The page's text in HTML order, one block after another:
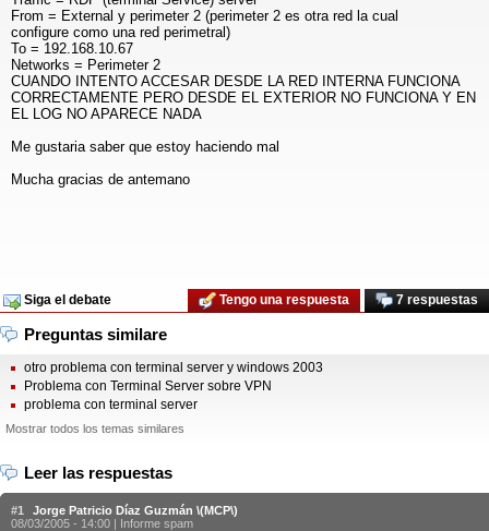
From = External y perimeter 2 (perimeter 2 es otra red la cual
configure como una red perimetral)
To = 192.168.10.67
Networks = Perimeter 2
CUANDO INTENTO ACCESAR DESDE LA RED INTERNA FUNCIONA
CORRECTAMENTE PERO DESDE EL EXTERIOR NO FUNCIONA Y EN
EL LOG NO APARECE NADA
Me gustaria saber que estoy haciendo mal
Mucha gracias de antemano
Siga el debate 7 respuestas
Tengo una respuesta
Preguntas similare
otro problema con terminal server y windows 2003
Problema con Terminal Server sobre VPN
problema con terminal server
Mostrar todos los temas similares
Leer las respuestas
#1
Jorge Patricio Díaz Guzmán \(MCP\)
08/03/2005 - 14:00 | Informe spam